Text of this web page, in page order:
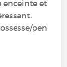
enceinte et
pen